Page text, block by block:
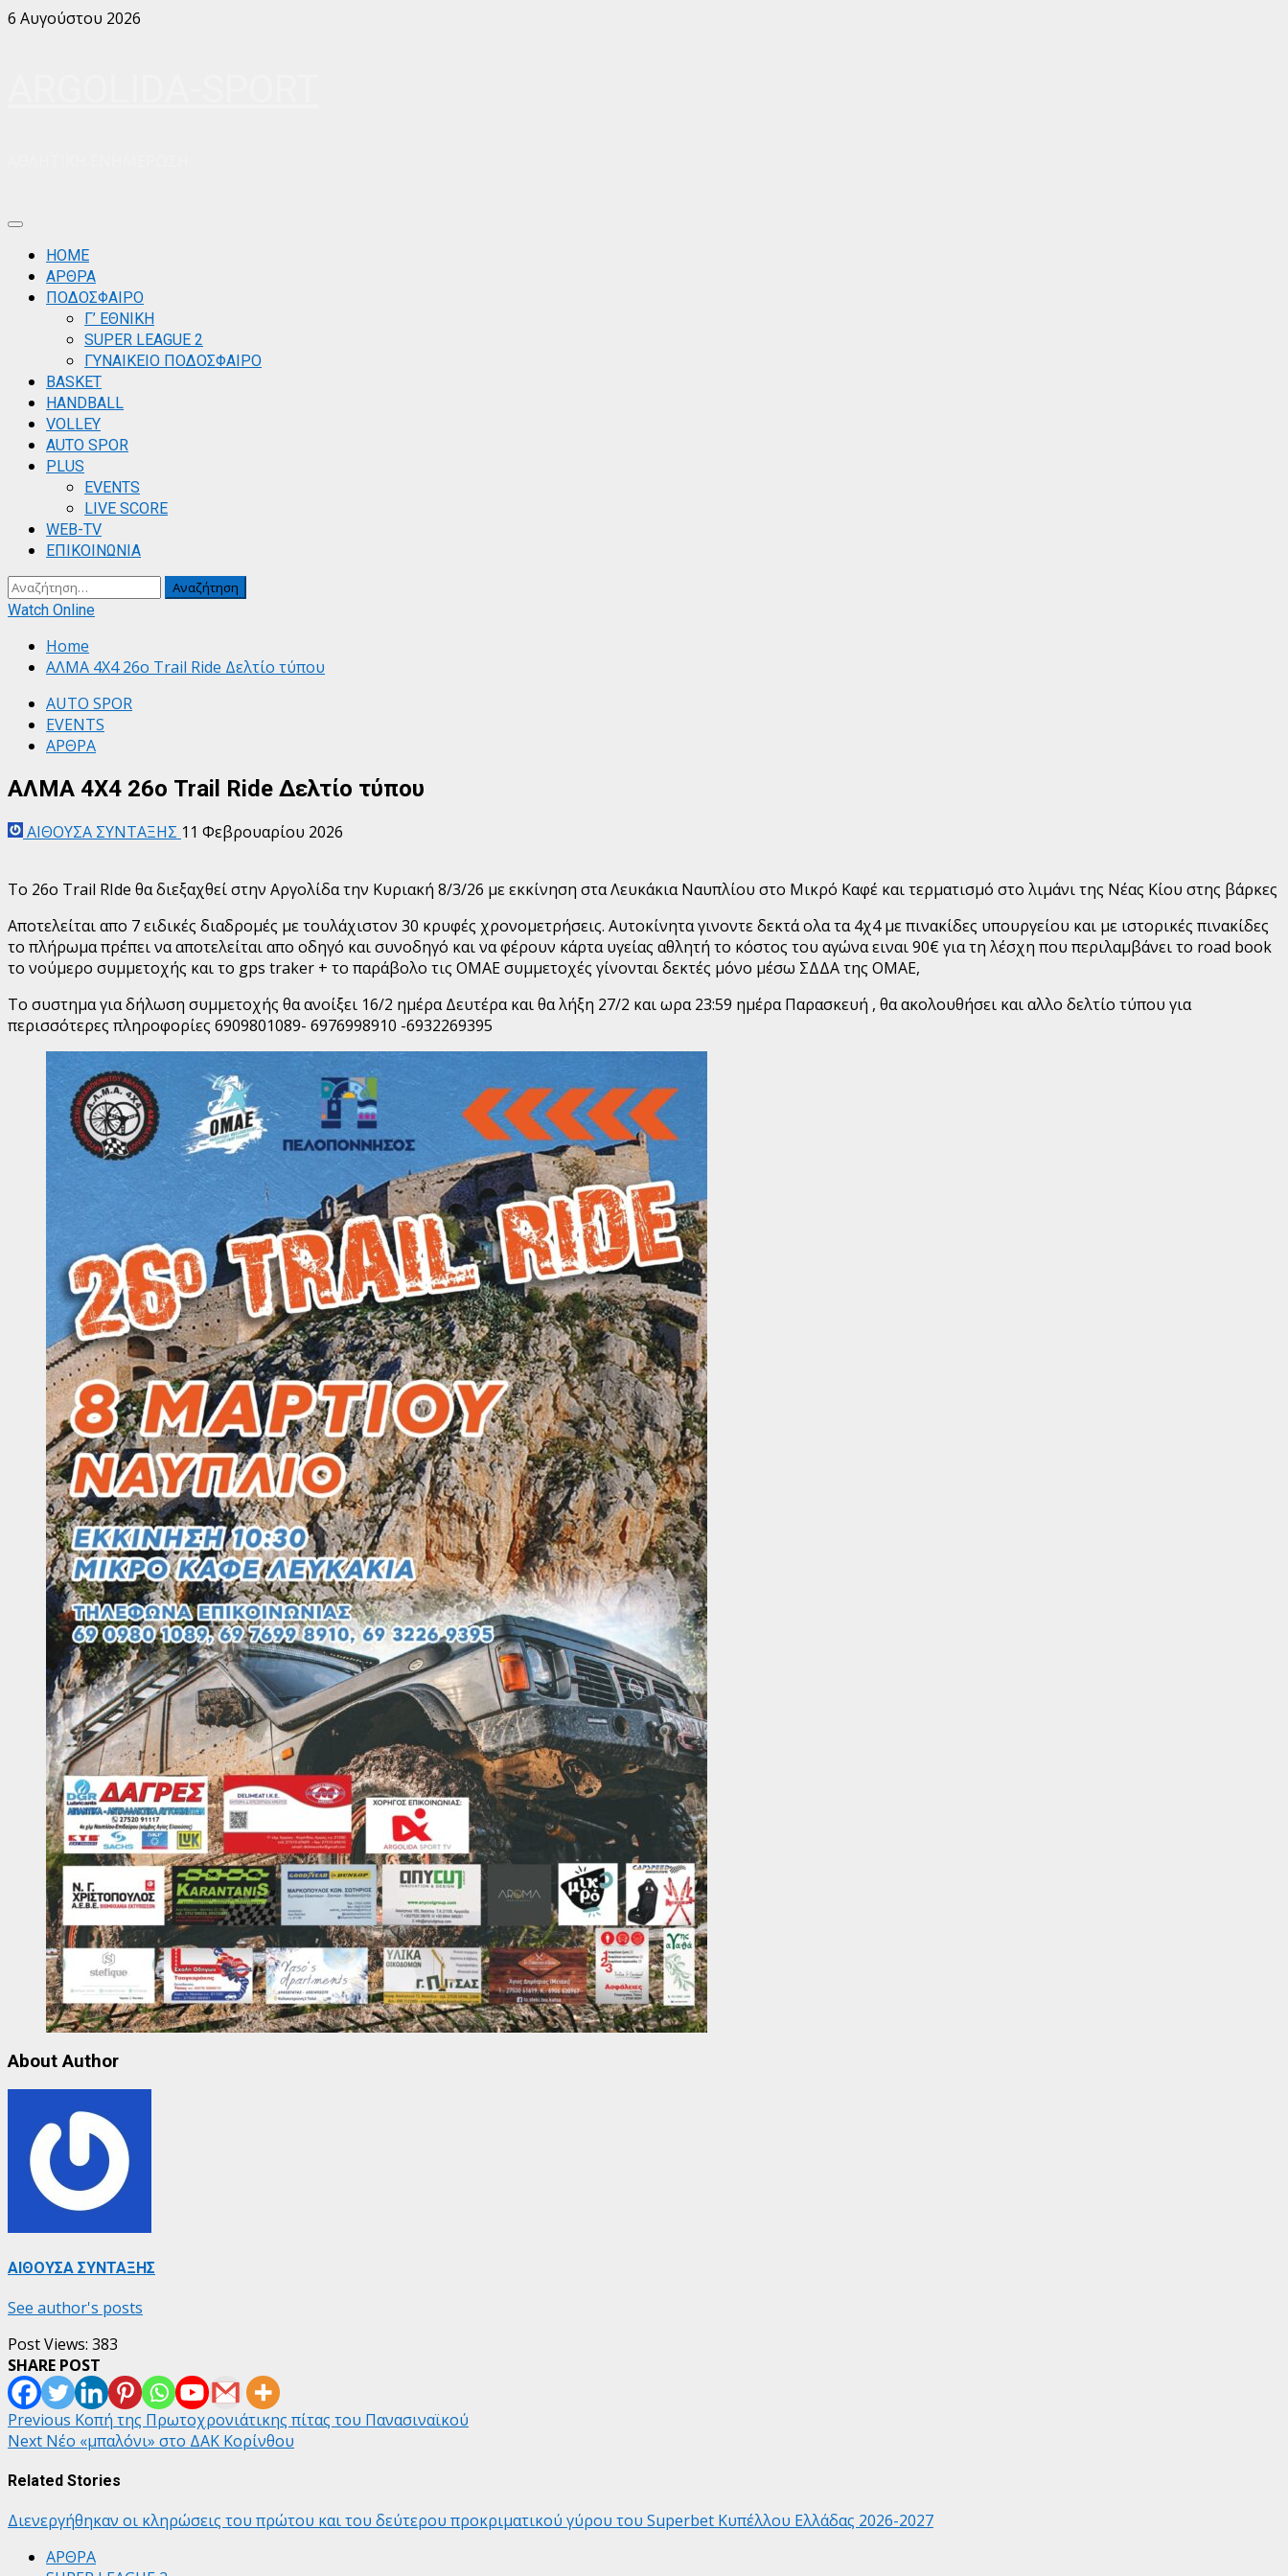
Skip
6 Αυγούστου 2026
Primary
MenuΗΟΜΕ
ΑΡΘΡΑ
ΠΟΔΟΣΦΑΙΡΟ
Γ’ ΕΘΝΙΚΗ
SUPER LEAGUE 2
ΓΥΝΑΙΚΕΙΟ ΠΟΔΟΣΦΑΙΡΟ
BASKET
HANDBALL
VOLLEY
AUTO SPOR
PLUS
EVENTS
LIVE SCORE
WEB-TV
ΕΠΙΚΟΙΝΩΝΙΑ
Αναζήτηση
για:
Watch Online
Home
ΑΛΜΑ 4Χ4 26ο Trail Ride Δελτίο τύπου
AUTO SPOR
EVENTS
ΑΡΘΡΑ
ΑΛΜΑ 4Χ4 26ο Trail Ride Δελτίο τύπου
ΑΙΘΟΥΣΑ ΣΥΝΤΑΞΗΣ 11 Φεβρουαρίου 2026
Tο 26ο Trail RIde θα διεξαχθεί στην Αργολίδα την Κυριακή 8/3/26 με εκκίνηση στα Λευκάκια Ναυπλίου στο Μικρό Καφέ και τερματισμό στο λιμάνι της Νέας Κίου στης βάρκες
Αποτελείται απο 7 ειδικές διαδρομές με τουλάχιστον 30 κρυφές χρονομετρήσεις. Αυτοκίνητα γινοντε δεκτά ολα τα 4χ4 με πινακίδες υπουργείου και με ιστορικές πινακίδες
το πλήρωμα πρ΄έπει να αποτελείται απο οδηγό και συνοδηγό και να φέρουν κάρτα υγείας αθλητή το κόστος του αγώνα ειναι 90€ για τη λέσχη που περιλαμβάνει το road book
το νούμερο συμμετοχής και το gps traker + το παράβολο τις ΟΜΑΕ συμμετοχές γίνονται δεκτές μόνο μέσω ΣΔΔΑ της ΟΜΑΕ,
Το συστημα για δήλωση συμμετοχής θα ανοίξει 16/2 ημέρα Δευτέρα και θα λήξη 27/2 και ωρα 23:59 ημέρα Παρασκευή , θα ακολουθήσει και αλλο δελτίο τύπου για
περισσότερες πληροφορίες 6909801089- 6976998910 -6932269395
About Author
ΑΙΘΟΥΣΑ ΣΥΝΤΑΞΗΣ
See author's posts
Post Views: 383
SHARE POST
Post
navigation
Previous Κοπή της Πρωτοχρονιάτικης πίτας του Πανασιναϊκού
Next Νέο «μπαλόνι» στο ΔΑΚ Κορίνθου
Related Stories
Διενεργήθηκαν οι κληρώσεις του πρώτου και του δεύτερου προκριματικού γύρου του Superbet Κυπέλλου Ελλάδας 2026-2027
ΑΡΘΡΑ